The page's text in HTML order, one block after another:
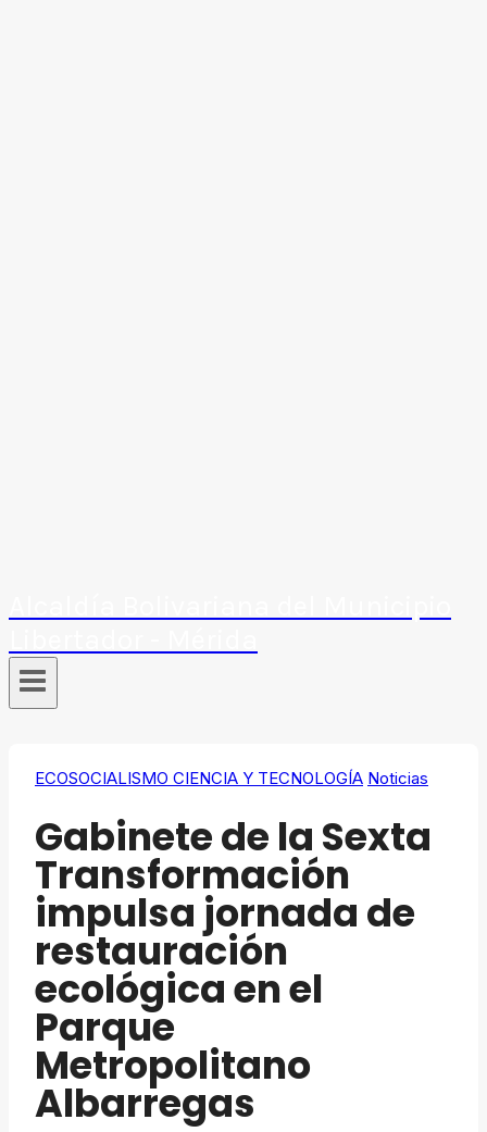
ECOSOCIALISMO CIENCIA Y TECNOLOGÍA Noticias
Gabinete de la Sexta
Transformación
impulsa jornada de
restauración
ecológica en el
Parque
Metropolitano
Albarregas